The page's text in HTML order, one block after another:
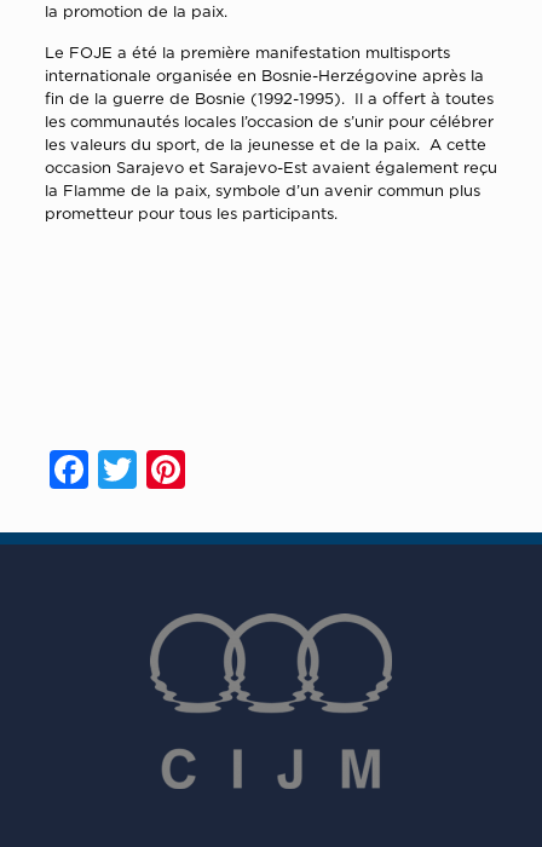
la promotion de la paix.
Le FOJE a été la première manifestation multisports
internationale organisée en Bosnie-Herzégovine après la
fin de la guerre de Bosnie (1992-1995). Il a offert à toutes
les communautés locales l’occasion de s’unir pour célébrer
les valeurs du sport, de la jeunesse et de la paix. A cette
occasion Sarajevo et Sarajevo-Est avaient également reçu
la Flamme de la paix, symbole d’un avenir commun plus
prometteur pour tous les participants.
Facebook
Twitter